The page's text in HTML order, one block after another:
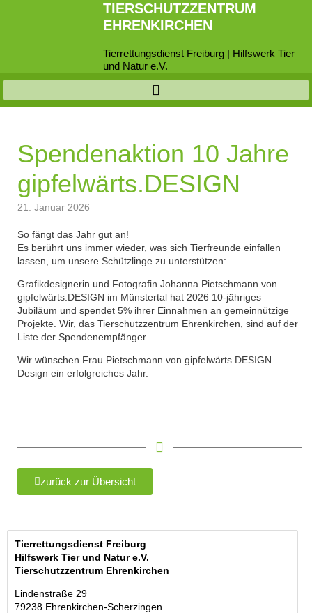
TIERSCHUTZZENTRUM
EHRENKIRCHEN
Tierrettungsdienst Freiburg | Hilfswerk Tier
und Natur e.V.
Spendenaktion 10 Jahre
gipfelwärts.DESIGN
21. Januar 2026
So fängt das Jahr gut an!
Es berührt uns immer wieder, was sich Tierfreunde einfallen
lassen, um unsere Schützlinge zu unterstützen:
Grafikdesignerin und Fotografin Johanna Pietschmann von
gipfelwärts.DESIGN im Münstertal hat 2026 10-jähriges
Jubiläum und spendet 5% ihrer Einnahmen an gemeinnützige
Projekte. Wir, das Tierschutzzentrum Ehrenkirchen, sind auf der
Liste der Spendenempfänger.
Wir wünschen Frau Pietschmann von gipfelwärts.DESIGN
Design ein erfolgreiches Jahr.
zurück zur Übersicht
Tierrettungsdienst Freiburg
Hilfswerk Tier und Natur e.V.
Tierschutzzentrum Ehrenkirchen
Lindenstraße 29
79238 Ehrenkirchen-Scherzingen